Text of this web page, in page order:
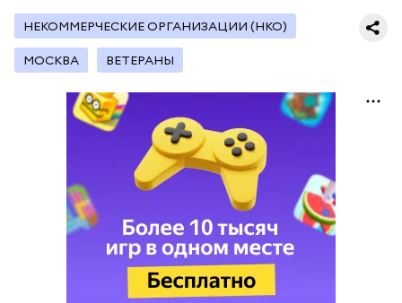
НЕКОММЕРЧЕСКИЕ ОРГАНИЗАЦИИ (НКО)
МОСКВА ВЕТЕРАНЫ
Мастерские и лаборатории колледжей, которые
уже обновили, больше напоминают реальные
производственные площадки, нежели учебные
помещения.
— Очень красивые локации и столько полезных
знаний! — поделилась ученица 10 «В» класса Елена